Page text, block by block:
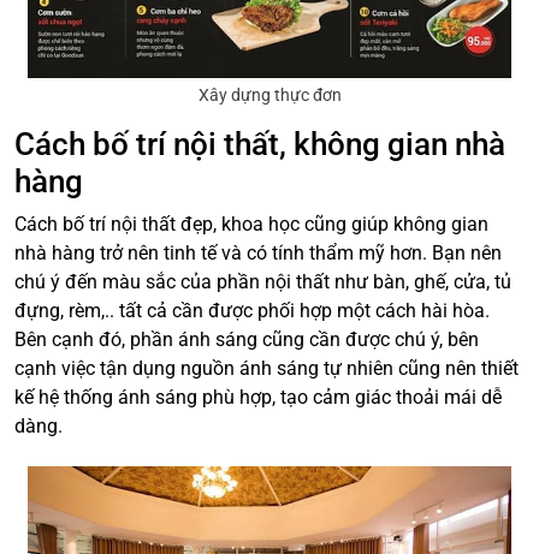
Xây dựng thực đơn
Cách bố trí nội thất, không gian nhà
hàng
Cách bố trí nội thất đẹp, khoa học cũng giúp không gian
nhà hàng trở nên tinh tế và có tính thẩm mỹ hơn. Bạn nên
chú ý đến màu sắc của phần nội thất như bàn, ghế, cửa, tủ
đựng, rèm,.. tất cả cần được phối hợp một cách hài hòa.
Bên cạnh đó, phần ánh sáng cũng cần được chú ý, bên
cạnh việc tận dụng nguồn ánh sáng tự nhiên cũng nên thiết
kế hệ thống ánh sáng phù hợp, tạo cảm giác thoải mái dễ
dàng.